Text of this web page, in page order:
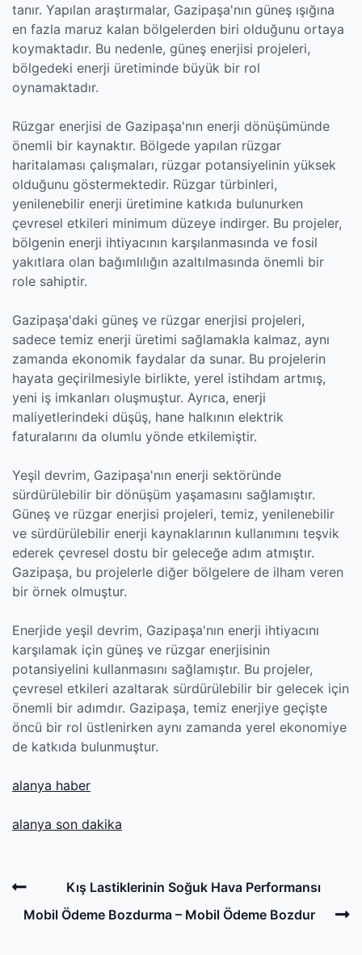
tanır. Yapılan araştırmalar, Gazipaşa'nın güneş ışığına
en fazla maruz kalan bölgelerden biri olduğunu ortaya
koymaktadır. Bu nedenle, güneş enerjisi projeleri,
bölgedeki enerji üretiminde büyük bir rol
oynamaktadır.
Rüzgar enerjisi de Gazipaşa'nın enerji dönüşümünde
önemli bir kaynaktır. Bölgede yapılan rüzgar
haritalaması çalışmaları, rüzgar potansiyelinin yüksek
olduğunu göstermektedir. Rüzgar türbinleri,
yenilenebilir enerji üretimine katkıda bulunurken
çevresel etkileri minimum düzeye indirger. Bu projeler,
bölgenin enerji ihtiyacının karşılanmasında ve fosil
yakıtlara olan bağımlılığın azaltılmasında önemli bir
role sahiptir.
Gazipaşa'daki güneş ve rüzgar enerjisi projeleri,
sadece temiz enerji üretimi sağlamakla kalmaz, aynı
zamanda ekonomik faydalar da sunar. Bu projelerin
hayata geçirilmesiyle birlikte, yerel istihdam artmış,
yeni iş imkanları oluşmuştur. Ayrıca, enerji
maliyetlerindeki düşüş, hane halkının elektrik
faturalarını da olumlu yönde etkilemiştir.
Yeşil devrim, Gazipaşa'nın enerji sektöründe
sürdürülebilir bir dönüşüm yaşamasını sağlamıştır.
Güneş ve rüzgar enerjisi projeleri, temiz, yenilenebilir
ve sürdürülebilir enerji kaynaklarının kullanımını teşvik
ederek çevresel dostu bir geleceğe adım atmıştır.
Gazipaşa, bu projelerle diğer bölgelere de ilham veren
bir örnek olmuştur.
Enerjide yeşil devrim, Gazipaşa'nın enerji ihtiyacını
karşılamak için güneş ve rüzgar enerjisinin
potansiyelini kullanmasını sağlamıştır. Bu projeler,
çevresel etkileri azaltarak sürdürülebilir bir gelecek için
önemli bir adımdır. Gazipaşa, temiz enerjiye geçişte
öncü bir rol üstlenirken aynı zamanda yerel ekonomiye
de katkıda bulunmuştur.
alanya haber
alanya son dakika
Post
navigation
Previous
Post
Kış Lastiklerinin Soğuk Hava Performansı
Mobil Ödeme Bozdurma – Mobil Ödeme Bozdur